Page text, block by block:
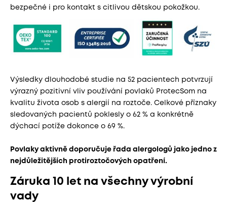
bezpečné i pro kontakt s citlivou dětskou pokožkou.
Výsledky dlouhodobé studie na 52 pacientech potvrzují
výrazný pozitivní vliv používání povlaků ProtecSom na
kvalitu života osob s alergií na roztoče. Celkové příznaky
sledovaných pacientů poklesly o 62 % a konkrétně
dýchací potíže dokonce o 69 %.
Povlaky aktivně doporučuje řada alergologů jako jedno z
nejdůležitějších protiroztočových opatření.
Záruka 10 let na všechny výrobní
vady